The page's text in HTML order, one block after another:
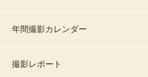
年間撮影カレンダー
撮影レポート